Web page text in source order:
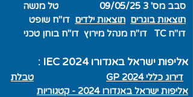
סבב מס' 3 09/05/25 טל מנשה
תוצאות בוגרים תוצאות ילדים דו"ח שופט
דו"ח TC
דו"ח מנהל מירוץ דו"ח בוחן טכני
אליפות ישראל באנדורו IEC 2024 :
דירוג כללי GP 2024
טבלת
אליפות ישראל באנדורו 2024 - קטגוריות